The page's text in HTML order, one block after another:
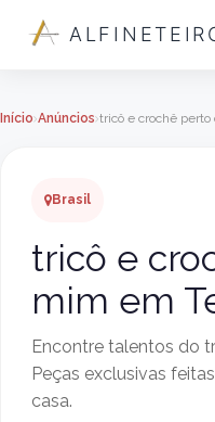
Início Anúncios tricô e crochê
Brasil
tricô e
mim em
Encontre talentos do
Peças exclusivas
casa.